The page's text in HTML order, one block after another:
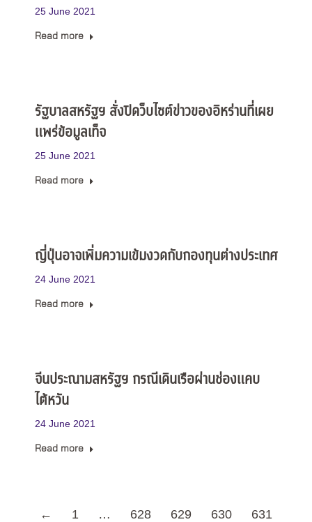
25 June 2021
Read more
รัฐบาลสหรัฐฯ สั่งปิดว็บไซต์ข่าวของอิหร่านที่เผย
แพร่ข้อมูลเท็จ
25 June 2021
Read more
ญี่ปุ่นอาจเพิ่มความเข้มงวดกับกองทุนต่างประเทศ
24 June 2021
Read more
จีนประณามสหรัฐฯ กรณีเดินเรือผ่านช่องแคบ
ไต้หวัน
24 June 2021
Read more
← 1 … 628 629 630
631